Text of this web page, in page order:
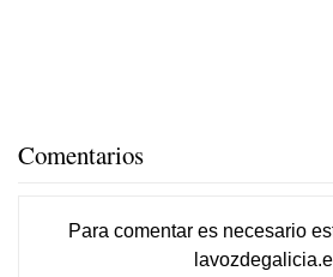
Comentarios
Para comentar es necesario